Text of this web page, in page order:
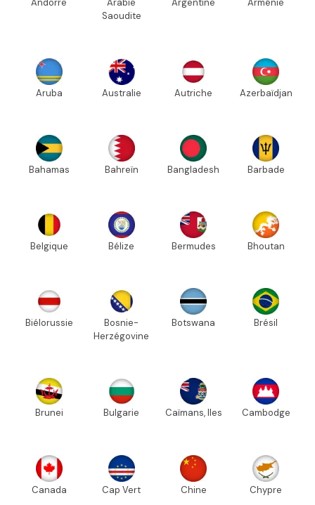
Andorre
Arabie
Saoudite
Argentine Arménie
Aruba Australie Autriche Azerbaïdjan
Bahamas Bahreïn Bangladesh Barbade
Belgique Bélize Bermudes Bhoutan
Biélorussie
Bosnie-
Herzégovine
Botswana Brésil
Brunei Bulgarie Caïmans, Iles Cambodge
Canada Cap Vert Chine Chypre